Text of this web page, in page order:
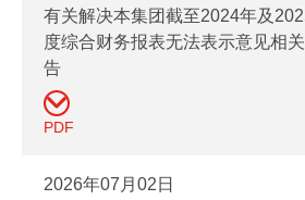
有关解决本集团截至2024年及
度综合财务报表无法表示意见相
告
PDF
2026年07月02日